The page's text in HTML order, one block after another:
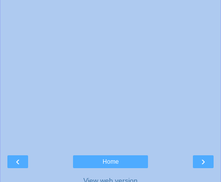
‹ ›
Home
View web version